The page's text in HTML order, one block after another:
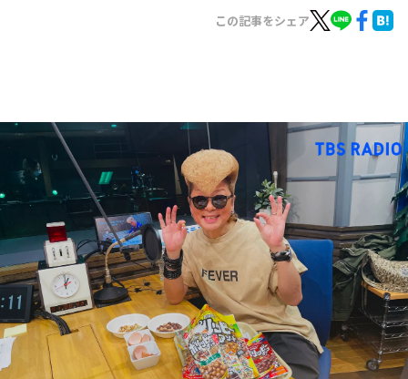
トピックス
TBS Podcast
お知らせ
イベント・グッズ
YouTube
会社情報
この記事をシェア